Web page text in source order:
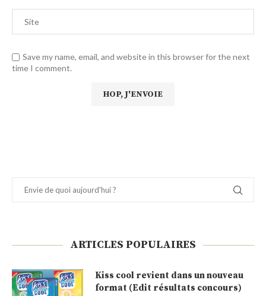
Save my name, email, and website in this browser for the next
time I comment.
ARTICLES POPULAIRES
Kiss cool revient dans un nouveau
format (Edit résultats concours)